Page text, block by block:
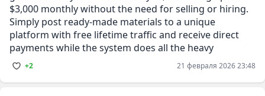
$3,000 monthly without the need for selling or hiring.
Simply post ready-made materials to a unique
platform with free lifetime traffic and receive direct
payments while the system does all the heavy
+2 21 февраля 2026 23:48